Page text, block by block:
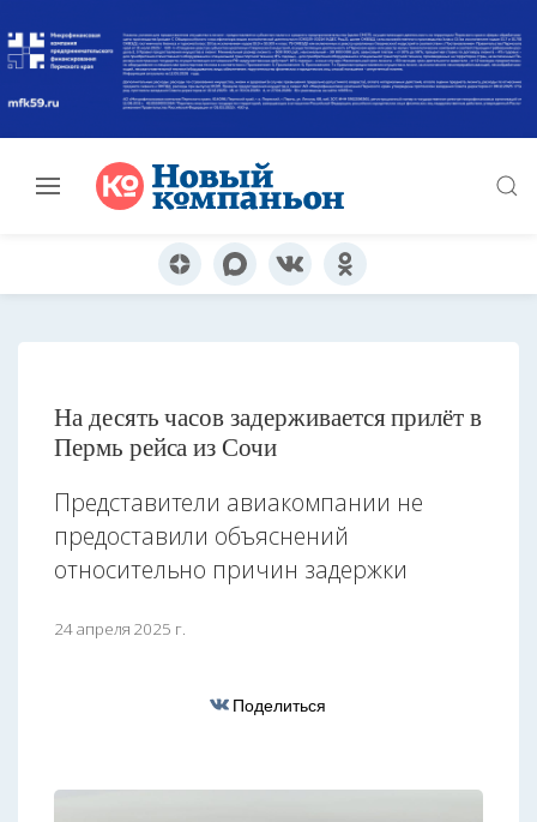
На десять часов задерживается прилёт в
Пермь рейса из Сочи
Представители авиакомпании не
предоставили объяснений
относительно причин задержки
24 апреля 2025 г.
Поделиться